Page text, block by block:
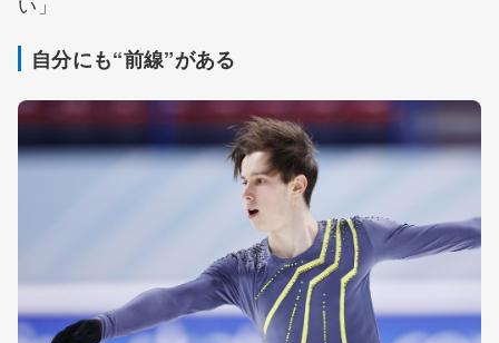
自分にも“前線”がある